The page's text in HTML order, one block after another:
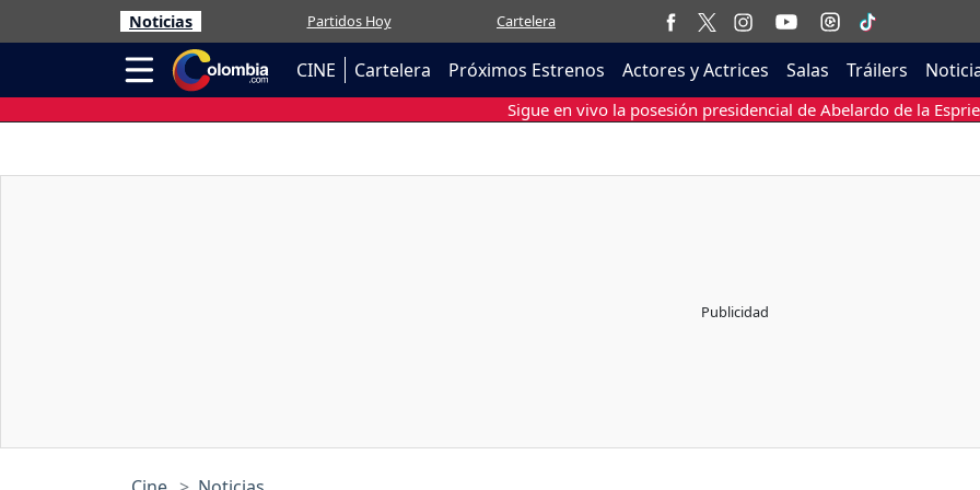
Noticias Partidos Hoy Cartelera
CINE Cartelera Próximos Estrenos Actores y Actrices Salas Tráilers
Sigue en vivo la posesión presidencial de Abelardo de la